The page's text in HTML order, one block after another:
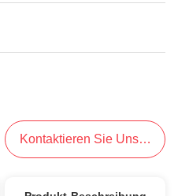
Kontaktieren Sie Uns Jetzt